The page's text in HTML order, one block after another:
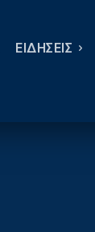
ΕΙΔΗΣΕΙΣ